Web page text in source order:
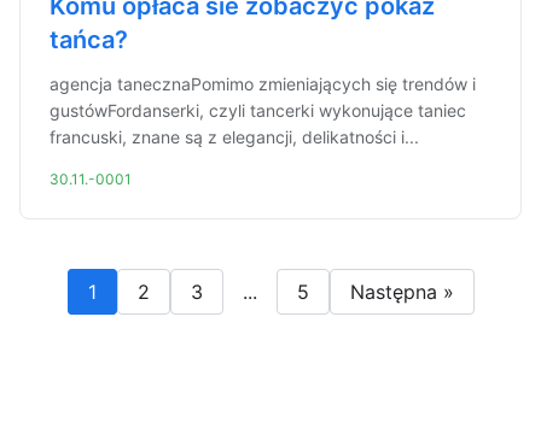
Komu opłaca sie zobaczyć pokaz
tańca?
agencja tanecznaPomimo zmieniających się trendów i
gustówFordanserki, czyli tancerki wykonujące taniec
francuski, znane są z elegancji, delikatności i...
30.11.-0001
1 2 3 ... 5 Następna »